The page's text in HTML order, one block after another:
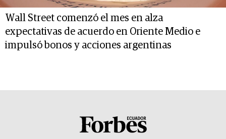
Wall Street comenzó el mes en alza
expectativas de acuerdo en Oriente Medio e
impulsó bonos y acciones argentinas